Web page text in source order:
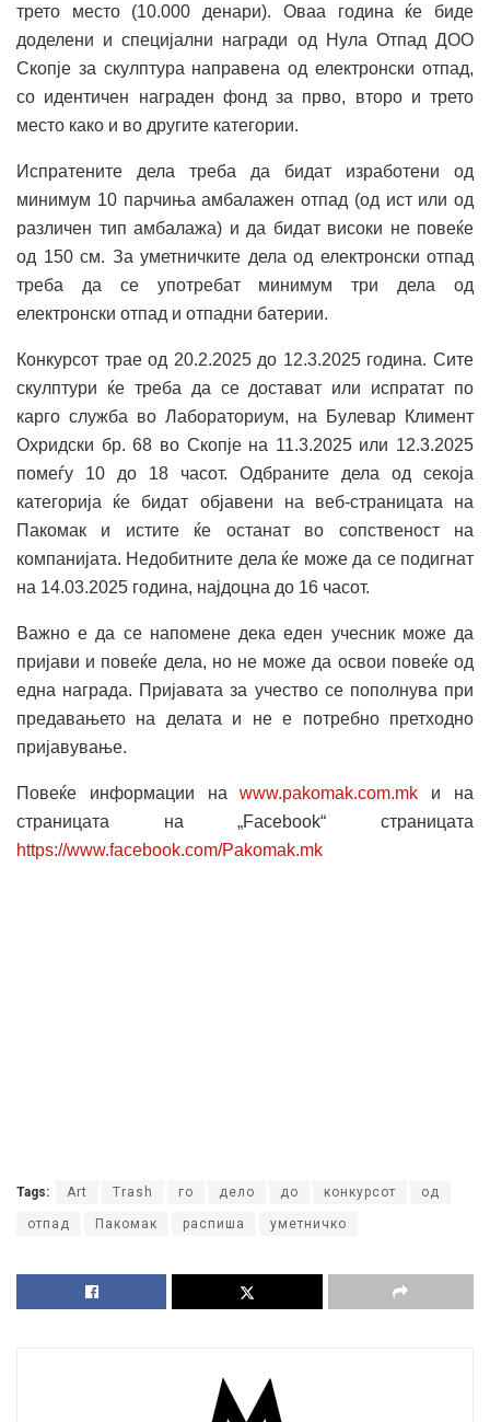
трето место (10.000 денари). Оваа година ќе биде
доделени и специјални награди од Нула Отпад ДОО
Скопје за скулптура направена од електронски отпад,
со идентичен награден фонд за прво, второ и трето
место како и во другите категории.
Испратените дела треба да бидат изработени од
минимум 10 парчиња амбалажен отпад (од ист или од
различен тип амбалажа) и да бидат високи не повеќе
од 150 см. За уметничките дела од електронски отпад
треба да се употребат минимум три дела од
електронски отпад и отпадни батерии.
Конкурсот трае од 20.2.2025 до 12.3.2025 година. Сите
скулптури ќе треба да се достават или испратат по
карго служба во Лабораториум, на Булевар Климент
Охридски бр. 68 во Скопје на 11.3.2025 или 12.3.2025
помеѓу 10 до 18 часот. Одбраните дела од секоја
категорија ќе бидат објавени на веб-страницата на
Пакомак и истите ќе останат во сопственост на
компанијата. Недобитните дела ќе може да се подигнат
на 14.03.2025 година, најдоцна до 16 часот.
Важно е да се напомене дека еден учесник може да
пријави и повеќе дела, но не може да освои повеќе од
една награда. Пријавата за учество се пополнува при
предавањето на делата и не е потребно претходно
пријавување.
Повеќе информации наwww.pakomak.com.mk и на
страницата на „Facebook“ страницата
https://www.facebook.com/Pakomak.mk
Tags: Art Trash го дело до конкурсот од
отпад Пакомак распиша уметничко